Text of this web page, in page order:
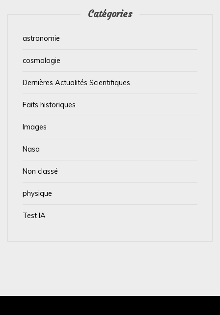
Catégories
astronomie
cosmologie
Dernières Actualités Scientifiques
Faits historiques
Images
Nasa
Non classé
physique
Test IA